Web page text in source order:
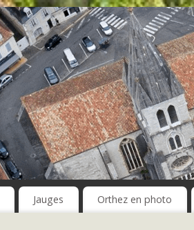
Jauges Orthez en photo